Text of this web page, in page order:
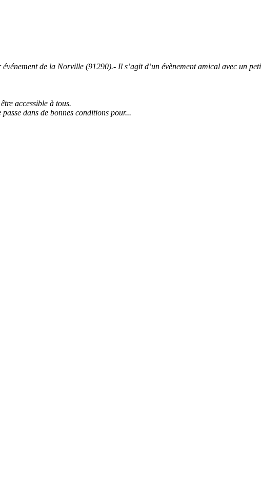
de la Norville (91290).- Il s’agit d’un évènement amical avec un
accessible à tous.
dans de bonnes conditions pour...